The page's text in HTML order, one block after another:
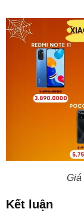
Giá
Kết luận